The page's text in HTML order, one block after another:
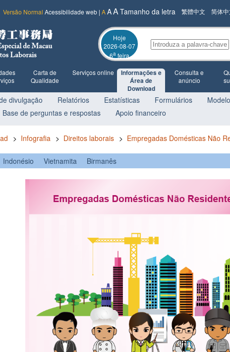
简体中
繁體中文
Versão Normal Acessibilidade web | AAATamanho da letra
Hoje
2026-08-07
6a feira
Carta de
Qualidade
Serviços online
Informações e
Área de
Download
divulgação Relatórios Estatísticas Formulários
Base de perguntas e respostas Apoio financeiro
Consulta e
anúncio
> Infografia > Direitos laborais > Empregadas Domésticas Não
Indonésio Vietnamita Birmanês